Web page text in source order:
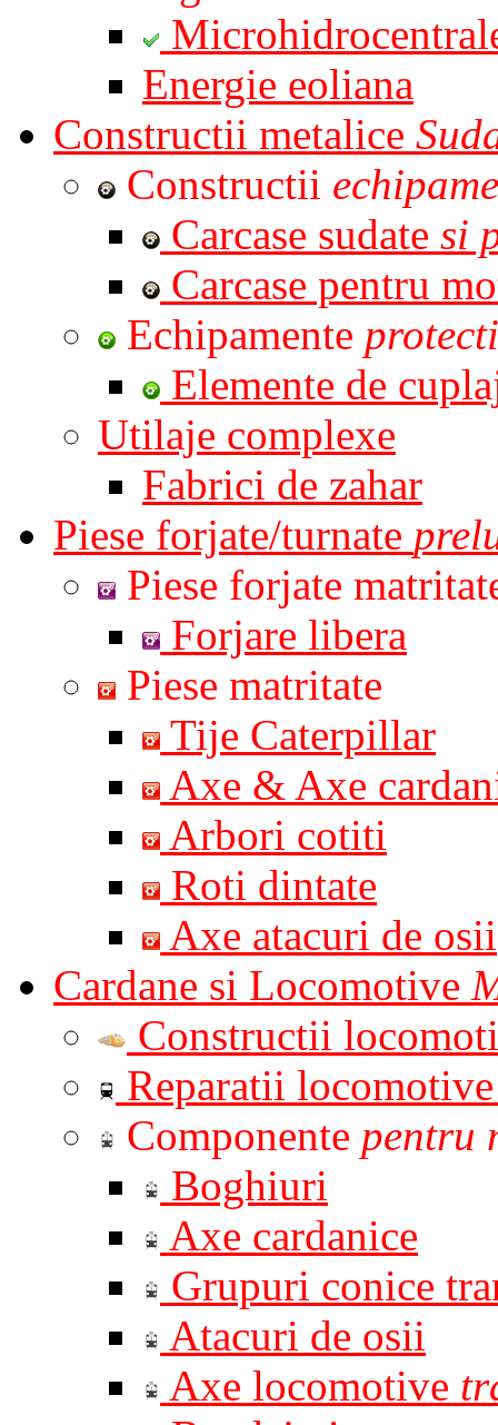
Energie eoliana
Constructii metalice
Constructii
Carcase sudate si
Carcase pentru
Echipamente
Elemente de
Utilaje complexe
Fabrici de zahar
Piese forjate/turnate
Piese forjate
Forjare libera
Piese matritate
Tije Caterpillar
Axe & Axe
Arbori cotiti
Roti dintate
Axe atacuri de osii
Cardane si Locomotive
Constructii
Reparatii
Componente pentru
Boghiuri
Axe cardanice
Grupuri conice
Atacuri de osii
Axe locomotive